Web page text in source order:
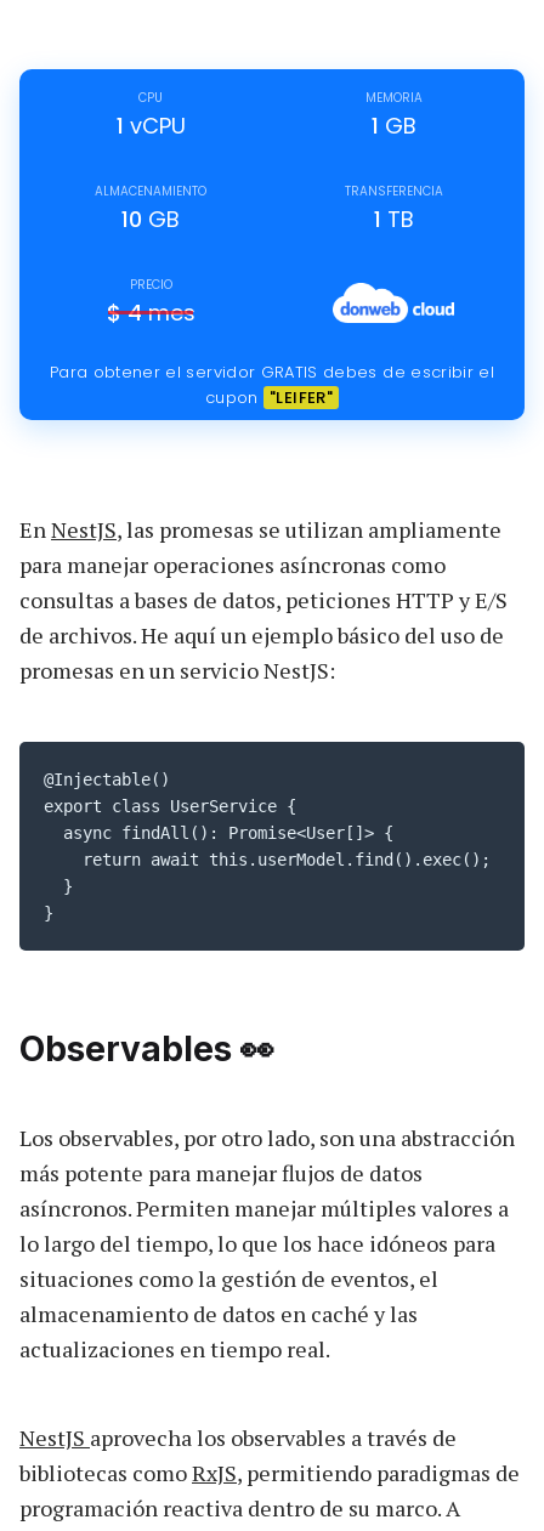
CPU
1 vCPU
MEMORIA
1 GB
ALMACENAMIENTO
10 GB
TRANSFERENCIA
1 TB
PRECIO
$ 4 mes
Para obtener el servidor GRATIS debes de escribir el
cupon
"LEIFER"
EnNestJS, las promesas se utilizan ampliamente
para manejar operaciones asíncronas como
consultas a bases de datos, peticiones HTTP y E/S
de archivos. He aquí un ejemplo básico del uso de
promesas en un servicio NestJS:
@Injectable()
export class UserService {
  async findAll(): Promise<User[]> {
    return await this.userModel.find().exec();
  }
}
Observables 👀
Los observables, por otro lado, son una abstracción
más potente para manejar flujos de datos
asíncronos. Permiten manejar múltiples valores a
lo largo del tiempo, lo que los hace idóneos para
situaciones como la gestión de eventos, el
almacenamiento de datos en caché y las
actualizaciones en tiempo real.
NestJS aprovecha los observables a través de
bibliotecas comoRxJS, permitiendo paradigmas de
programación reactiva dentro de su marco. A